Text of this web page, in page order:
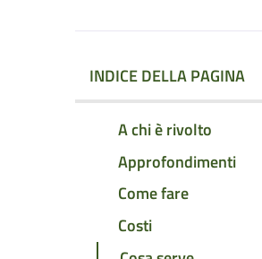
INDICE DELLA PAGINA
A chi è rivolto
Approfondimenti
Come fare
Costi